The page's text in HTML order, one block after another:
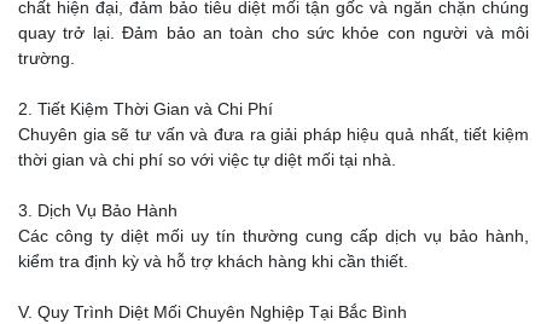
chất hiện đại, đảm bảo tiêu diệt mối tận gốc và ngăn chặn chúng
quay trở lại. Đảm bảo an toàn cho sức khỏe con người và môi
trường.
2. Tiết Kiệm Thời Gian và Chi Phí
Chuyên gia sẽ tư vấn và đưa ra giải pháp hiệu quả nhất, tiết kiệm
thời gian và chi phí so với việc tự diệt mối tại nhà.
3. Dịch Vụ Bảo Hành
Các công ty diệt mối uy tín thường cung cấp dịch vụ bảo hành,
kiểm tra định kỳ và hỗ trợ khách hàng khi cần thiết.
V. Quy Trình Diệt Mối Chuyên Nghiệp Tại Bắc Bình